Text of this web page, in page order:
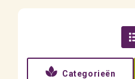
Categorieën